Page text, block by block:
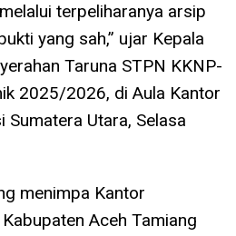
terpeliharanya arsip
yang sah,” ujar Kepala
Taruna STPN KKNP-
2025/2026, di Aula Kantor
Sumatera Utara, Selasa
menimpa Kantor
Aceh Tamiang